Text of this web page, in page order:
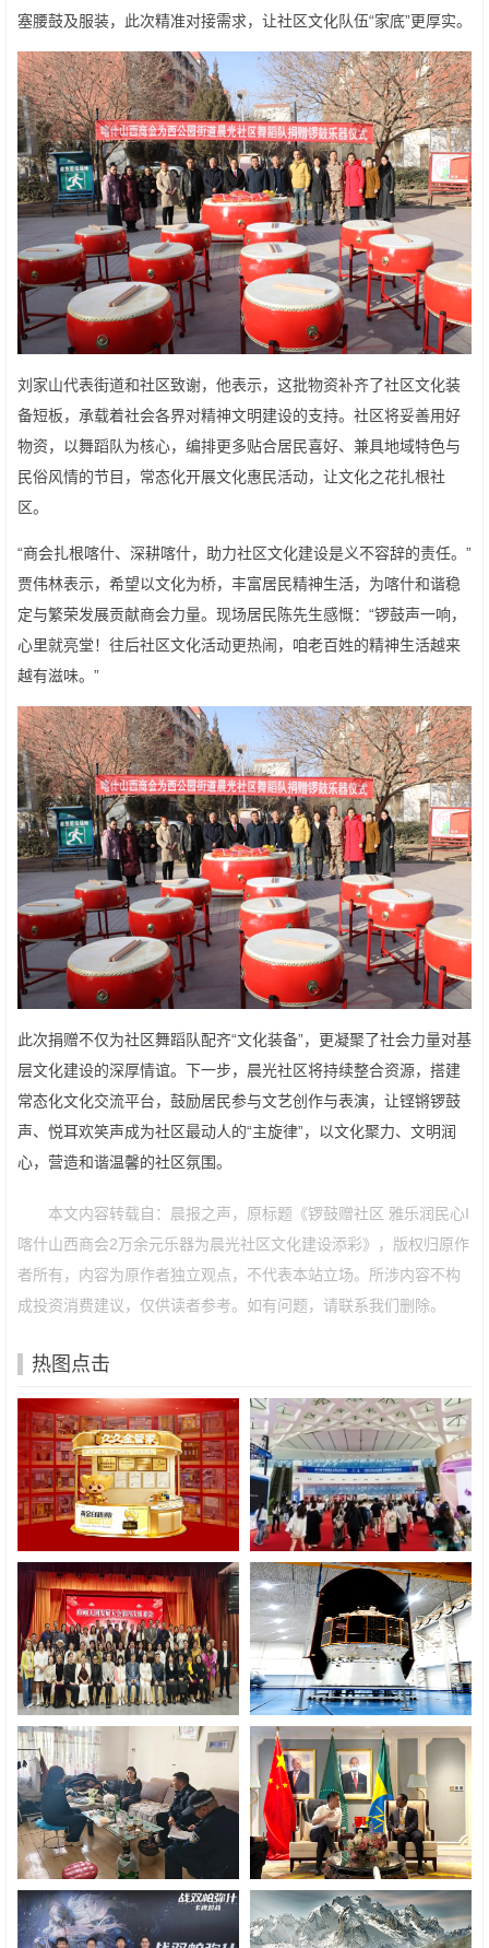
塞腰鼓及服装，此次精准对接需求，让社区文化队伍“家底”更厚实。
刘家山代表街道和社区致谢，他表示，这批物资补齐了社区文化装
备短板，承载着社会各界对精神文明建设的支持。社区将妥善用好
物资，以舞蹈队为核心，编排更多贴合居民喜好、兼具地域特色与
民俗风情的节目，常态化开展文化惠民活动，让文化之花扎根社
区。
“商会扎根喀什、深耕喀什，助力社区文化建设是义不容辞的责任。”
贾伟林表示，希望以文化为桥，丰富居民精神生活，为喀什和谐稳
定与繁荣发展贡献商会力量。现场居民陈先生感慨：“锣鼓声一响，
心里就亮堂！往后社区文化活动更热闹，咱老百姓的精神生活越来
越有滋味。”
此次捐赠不仅为社区舞蹈队配齐“文化装备”，更凝聚了社会力量对基
层文化建设的深厚情谊。下一步，晨光社区将持续整合资源，搭建
常态化文化交流平台，鼓励居民参与文艺创作与表演，让铿锵锣鼓
声、悦耳欢笑声成为社区最动人的“主旋律”，以文化聚力、文明润
心，营造和谐温馨的社区氛围。
本文内容转载自：晨报之声，原标题《锣鼓赠社区 雅乐润民心I
喀什山西商会2万余元乐器为晨光社区文化建设添彩》，版权归原作
者所有，内容为原作者独立观点，不代表本站立场。所涉内容不构
成投资消费建议，仅供读者参考。如有问题，请联系我们删除。
热图点击